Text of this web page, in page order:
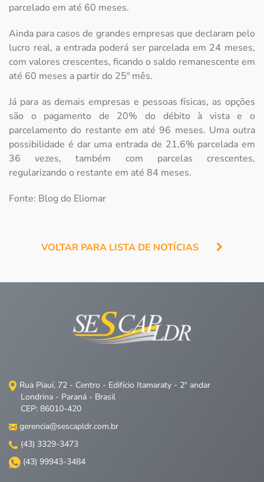
parcelado em até 60 meses.
Ainda para casos de grandes empresas que declaram pelo
lucro real, a entrada poderá ser parcelada em 24 meses,
com valores crescentes, ficando o saldo remanescente em
até 60 meses a partir do 25º mês.
Já para as demais empresas e pessoas físicas, as opções
são o pagamento de 20% do débito à vista e o
parcelamento do restante em até 96 meses. Uma outra
possibilidade é dar uma entrada de 21,6% parcelada em
36 vezes, também com parcelas crescentes,
regularizando o restante em até 84 meses.
Fonte: Blog do Eliomar
VOLTAR PARA LISTA DE NOTÍCIAS
Rua Piauí, 72 - Centro - Edifício Itamaraty - 2º andar
Londrina - Paraná - Brasil
CEP: 86010-420
gerencia@sescapldr.com.br
(43) 3329-3473
(43) 99943-3484